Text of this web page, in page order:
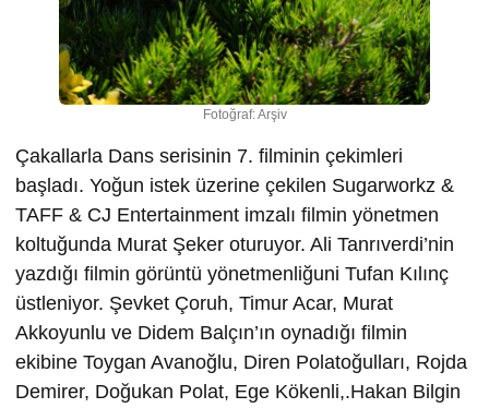
Fotoğraf: Arşiv
Çakallarla Dans serisinin 7. filminin çekimleri
başladı. Yoğun istek üzerine çekilen Sugarworkz &
TAFF & CJ Entertainment imzalı filmin yönetmen
koltuğunda Murat Şeker oturuyor. Ali Tanrıverdi’nin
yazdığı filmin görüntü yönetmenliğuni Tufan Kılınç
üstleniyor. Şevket Çoruh, Timur Acar, Murat
Akkoyunlu ve Didem Balçın’ın oynadığı filmin
ekibine Toygan Avanoğlu, Diren Polatoğulları, Rojda
Demirer, Doğukan Polat, Ege Kökenli,.Hakan Bilgin